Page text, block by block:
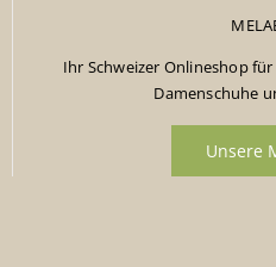
Ihr Schweizer Onlineshop
Damenschuhe
Unsere